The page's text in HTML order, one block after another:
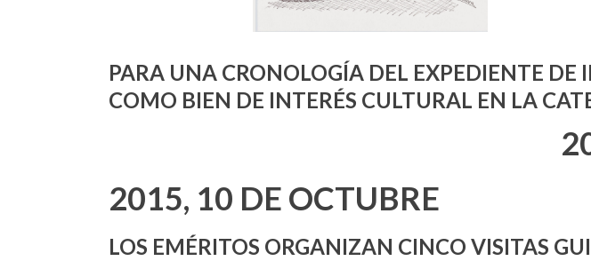
PARA UNA CRONOLOGÍA DEL EXPEDIENTE
COMO BIEN DE INTERÉS CULTURAL EN LA
2015, 10 DE OCTUBRE
LOS EMÉRITOS ORGANIZAN CINCO VISITAS